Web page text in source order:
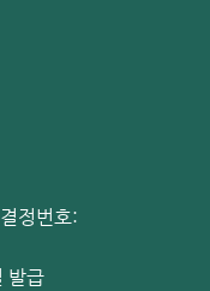
정번호:
발급